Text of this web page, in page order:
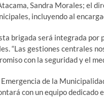
Sandra Morales; el
incluyendo al
brigada será integrada
“Las gestiones centrales
con la seguridad y el
de la
con un equipo